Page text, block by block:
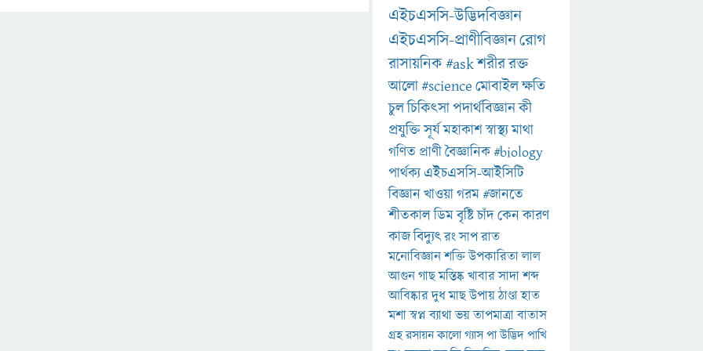
এইচএসসি-উদ্ভিদবিজ্ঞান
এইচএসসি-প্রাণীবিজ্ঞানরোগ
রাসায়নিক#askশরীররক্ত
আলো#scienceমোবাইলক্ষতি
চুলচিকিৎসাপদার্থবিজ্ঞানকী
প্রযুক্তিসূর্যমহাকাশস্বাস্থ্যমাথা
গণিত প্রাণীবৈজ্ঞানিক#biology
পার্থক্য এইচএসসি-আইসিটি
বিজ্ঞানখাওয়াগরম#জানতে
শীতকালডিমবৃষ্টিচাঁদকেনকারণ
কাজবিদ্যুৎরংসাপরাত
মনোবিজ্ঞানশক্তিউপকারিতালাল
আগুনগাছমস্তিষ্কখাবারসাদাশব্দ
আবিষ্কারদুধমাছউপায়ঠাণ্ডাহাত
মশাস্বপ্নব্যাথাভয়তাপমাত্রাবাতাস
গ্রহরসায়নকালোগ্যাসপাউদ্ভিদপাখি